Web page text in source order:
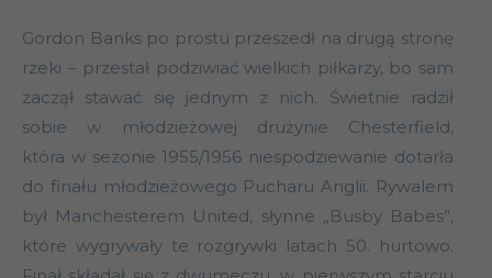
Gordon Banks po prostu przeszedł na drugą stronę
rzeki – przestał podziwiać wielkich piłkarzy, bo sam
zaczął stawać się jednym z nich. Świetnie radził
sobie w młodzieżowej drużynie Chesterfield,
która w sezonie 1955/1956 niespodziewanie dotarła
do finału młodzieżowego Pucharu Anglii. Rywalem
był Manchesterem United, słynne „Busby Babes”,
które wygrywały te rozgrywki latach 50. hurtowo.